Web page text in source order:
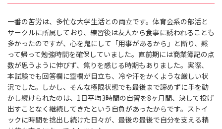
一番の苦労は、多忙な大学生活との両立です。体育会系の部活と
サークルに所属しており、練習後は友人から食事に誘われることも
多かったのですが、心を鬼にして「用事があるから」と断り、黙
って帰って勉強時間を確保していました。直前期には商業簿記の点
数が思うように伸びず、焦りを感じる時期もありました。実際、
本試験でも回答欄に空欄が目立ち、冷や汗をかくような厳しい状
況でした。しかし、そんな極限状態でも最後まで諦めずに手を動
かし続けられたのは、1日平均3時間の自習を8ヶ月間、決して投げ
出すことなく継続してきたという自負があったからです。ストイ
ックに時間を捻出し続けた日々が、最後の最後で自分を支える精